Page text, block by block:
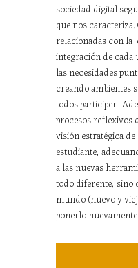
sociedad digital
que nos
relacionadas con la
integración de cada
las necesidades
creando ambientes
todos participen.
procesos reflexivos
visión estratégica de
estudiante,
a las nuevas
todo diferente, sino
mundo (nuevo y
ponerlo